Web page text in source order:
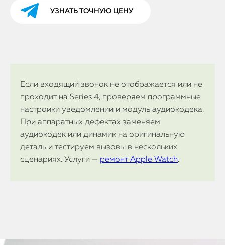
УЗНАТЬ ТОЧНУЮ ЦЕНУ
Если входящий звонок не отображается или не
проходит на Series 4, проверяем программные
настройки уведомлений и модуль аудиокодека.
При аппаратных дефектах заменяем
аудиокодек или динамик на оригинальную
деталь и тестируем вызовы в нескольких
сценариях. Услуги — ремонт Apple Watch.